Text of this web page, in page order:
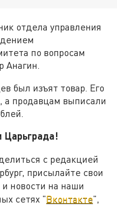
отдела управления
по вопросам
Анагин.
был изъят товар. Его
а продавцам выписали
Царьграда!
с редакцией
присылайте свои
новости на наши
сетях "Вконтакте",